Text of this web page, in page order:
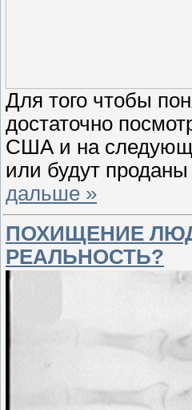
Для того чтобы
достаточно
США и на
или будут
дальше »
ПОХИЩЕНИЕ
РЕАЛЬНОСТЬ?